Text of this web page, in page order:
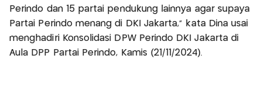
Perindo dan 15 partai pendukung lainnya agar supaya
Partai Perindo menang di DKI Jakarta,” kata Dina usai
menghadiri Konsolidasi DPW Perindo DKI Jakarta di
Aula DPP Partai Perindo, Kamis (21/11/2024).